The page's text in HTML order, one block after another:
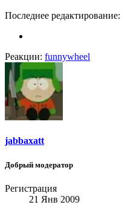
Последнее редактирование:
Реакции: funnywheel
jabbaxatt
Добрый модератор
Регистрация
21 Янв 2009